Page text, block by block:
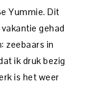
Yummie. Dit
gehad
zeebaars in
ik druk bezig
is het weer